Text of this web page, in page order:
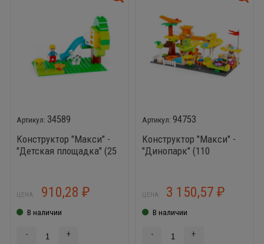
34589
Конструктор "Макси" -
"Детская площадка" (25
ЦЕНА: 910,28 ₽
В наличии
- +
94753
Конструктор "Макси" -
"Динопарк" (110
ЦЕНА: 3 150,57₽
В наличии
- +